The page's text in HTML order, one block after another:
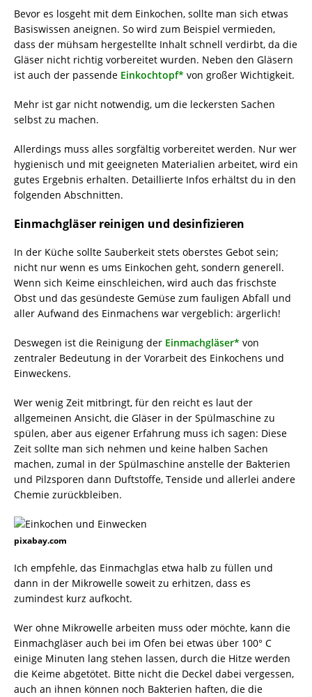
Bevor es losgeht mit dem Einkochen, sollte man sich etwas
Basiswissen aneignen. So wird zum Beispiel vermieden,
dass der mühsam hergestellte Inhalt schnell verdirbt, da die
Gläser nicht richtig vorbereitet wurden. Neben den Gläsern
ist auch der passende Einkochtopf* von großer Wichtigkeit.
Mehr ist gar nicht notwendig, um die leckersten Sachen
selbst zu machen.
Allerdings muss alles sorgfältig vorbereitet werden. Nur wer
hygienisch und mit geeigneten Materialien arbeitet, wird ein
gutes Ergebnis erhalten. Detaillierte Infos erhältst du in den
folgenden Abschnitten.
Einmachgläser reinigen und desinfizieren
In der Küche sollte Sauberkeit stets oberstes Gebot sein;
nicht nur wenn es ums Einkochen geht, sondern generell.
Wenn sich Keime einschleichen, wird auch das frischste
Obst und das gesündeste Gemüse zum fauligen Abfall und
aller Aufwand des Einmachens war vergeblich: ärgerlich!
Deswegen ist die Reinigung der Einmachgläser* von
zentraler Bedeutung in der Vorarbeit des Einkochens und
Einweckens.
Wer wenig Zeit mitbringt, für den reicht es laut der
allgemeinen Ansicht, die Gläser in der Spülmaschine zu
spülen, aber aus eigener Erfahrung muss ich sagen: Diese
Zeit sollte man sich nehmen und keine halben Sachen
machen, zumal in der Spülmaschine anstelle der Bakterien
und Pilzsporen dann Duftstoffe, Tenside und allerlei andere
Chemie zurückbleiben.
pixabay.com
Ich empfehle, das Einmachglas etwa halb zu füllen und
dann in der Mikrowelle soweit zu erhitzen, dass es
zumindest kurz aufkocht.
Wer ohne Mikrowelle arbeiten muss oder möchte, kann die
Einmachgläser auch bei im Ofen bei etwas über 100° C
einige Minuten lang stehen lassen, durch die Hitze werden
die Keime abgetötet. Bitte nicht die Deckel dabei vergessen,
auch an ihnen können noch Bakterien haften, die die